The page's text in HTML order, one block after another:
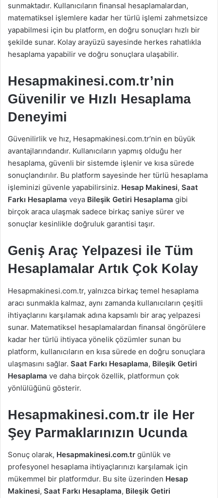
sunmaktadır. Kullanıcıların finansal hesaplamalardan,
matematiksel işlemlere kadar her türlü işlemi zahmetsizce
yapabilmesi için bu platform, en doğru sonuçları hızlı bir
şekilde sunar. Kolay arayüzü sayesinde herkes rahatlıkla
hesaplama yapabilir ve doğru sonuçlara ulaşabilir.
Hesapmakinesi.com.tr’nin
Güvenilir ve Hızlı Hesaplama
Deneyimi
Güvenilirlik ve hız, Hesapmakinesi.com.tr’nin en büyük
avantajlarındandır. Kullanıcıların yapmış olduğu her
hesaplama, güvenli bir sistemde işlenir ve kısa sürede
sonuçlandırılır. Bu platform sayesinde her türlü hesaplama
işleminizi güvenle yapabilirsiniz. Hesap Makinesi, Saat
Farkı Hesaplama veya Bileşik Getiri Hesaplama gibi
birçok araca ulaşmak sadece birkaç saniye sürer ve
sonuçlar kesinlikle doğruluk garantisi taşır.
Geniş Araç Yelpazesi ile Tüm
Hesaplamalar Artık Çok Kolay
Hesapmakinesi.com.tr, yalnızca birkaç temel hesaplama
aracı sunmakla kalmaz, aynı zamanda kullanıcıların çeşitli
ihtiyaçlarını karşılamak adına kapsamlı bir araç yelpazesi
sunar. Matematiksel hesaplamalardan finansal öngörülere
kadar her türlü ihtiyaca yönelik çözümler sunan bu
platform, kullanıcıların en kısa sürede en doğru sonuçlara
ulaşmasını sağlar. Saat Farkı Hesaplama, Bileşik Getiri
Hesaplama ve daha birçok özellik, platformun çok
yönlülüğünü gösterir.
Hesapmakinesi.com.tr ile Her
Şey Parmaklarınızın Ucunda
Sonuç olarak, Hesapmakinesi.com.tr günlük ve
profesyonel hesaplama ihtiyaçlarınızı karşılamak için
mükemmel bir platformdur. Bu site üzerinden Hesap
Makinesi, Saat Farkı Hesaplama, Bileşik Getiri